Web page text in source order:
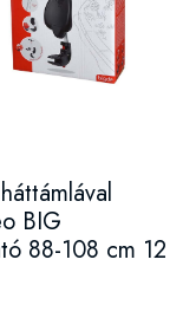
BIG
88-108 cm 12